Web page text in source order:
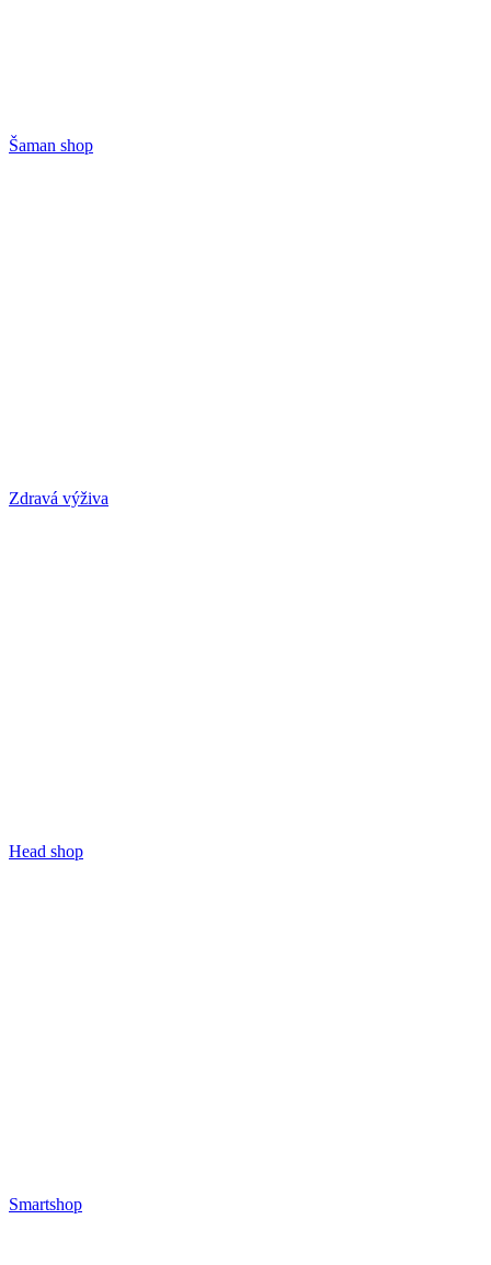
Šaman shop
Zdravá výživa
Head shop
Smartshop